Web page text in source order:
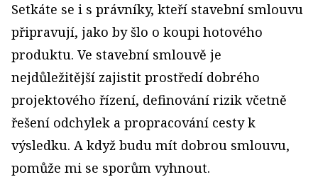
Setkáte se i s právníky, kteří stavební smlouvu
připravují, jako by šlo o koupi hotového
produktu. Ve stavební smlouvě je
nejdůležitější zajistit prostředí dobrého
projektového řízení, definování rizik včetně
řešení odchylek a propracování cesty k
výsledku. A když budu mít dobrou smlouvu,
pomůže mi se sporům vyhnout.